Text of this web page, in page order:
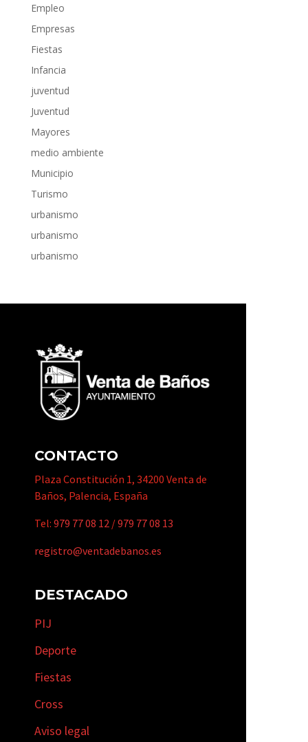
Empleo
Empresas
Fiestas
Infancia
juventud
Juventud
Mayores
medio ambiente
Municipio
Turismo
urbanismo
urbanismo
urbanismo
CONTACTO
Plaza Constitución 1, 34200 Venta de
Baños, Palencia, España
Tel: 979 77 08 12 /979 77 08 13
registro@ventadebanos.es
DESTACADO
PIJ
Deporte
Fiestas
Cross
Aviso legal